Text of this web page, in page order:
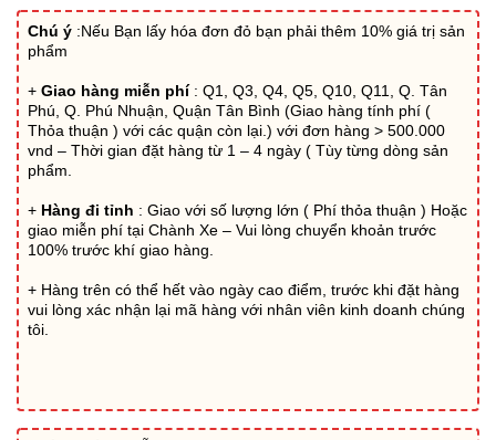
Chú ý :Nếu Bạn lấy hóa đơn đỏ bạn phải thêm 10% giá trị sản
phẩm
+ Giao hàng miễn phí: Q1, Q3, Q4, Q5, Q10, Q11, Q. Tân
Phú, Q. Phú Nhuận, Quận Tân Bình (Giao hàng tính phí (
Thỏa thuận ) với các quận còn lại.) với đơn hàng > 500.000
vnd – Thời gian đặt hàng từ 1 – 4 ngày ( Tùy từng dòng sản
phẩm.
+ Hàng đi tỉnh : Giao với số lượng lớn ( Phí thỏa thuận ) Hoặc
giao miễn phí tại Chành Xe – Vui lòng chuyển khoản trước
100% trước khí giao hàng.
+ Hàng trên có thể hết vào ngày cao điểm, trước khi đặt hàng
vui lòng xác nhận lại mã hàng với nhân viên kinh doanh chúng
tôi.